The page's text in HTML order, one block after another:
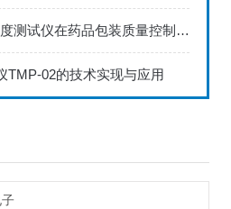
ZKD-01型铝箔针孔度测试仪在药品包装质量控制中的应用
TMP-02的技术实现与应用